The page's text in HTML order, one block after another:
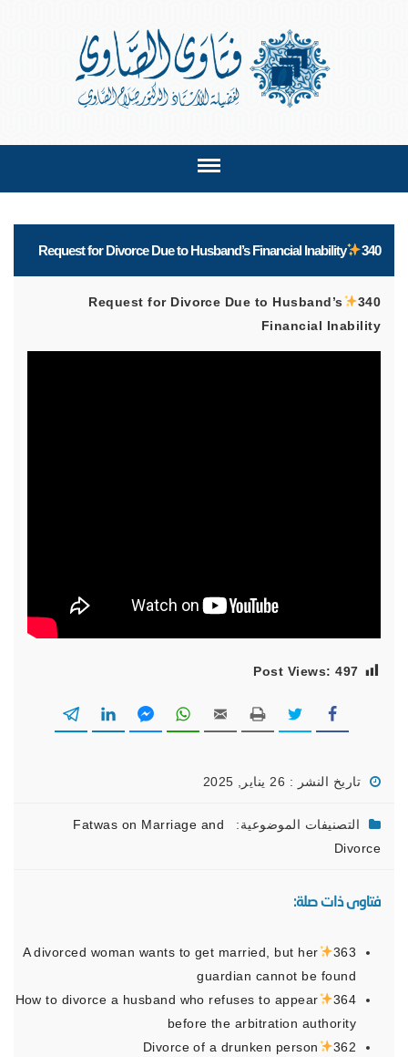
340
Request for Divorce Due to Husband’s Financial Inability
340
Request for Divorce Due to Husband’s
Financial Inability
Post Views: 497
تاريخ النشر : 26 يناير, 2025
التصنيفات الموضوعية: Fatwas on Marriage and
Divorce
فتاوى ذات صلة:
363
A divorced woman wants to get married, but her
guardian cannot be found
364
How to divorce a husband who refuses to appear
before the arbitration authority
362
Divorce of a drunken person